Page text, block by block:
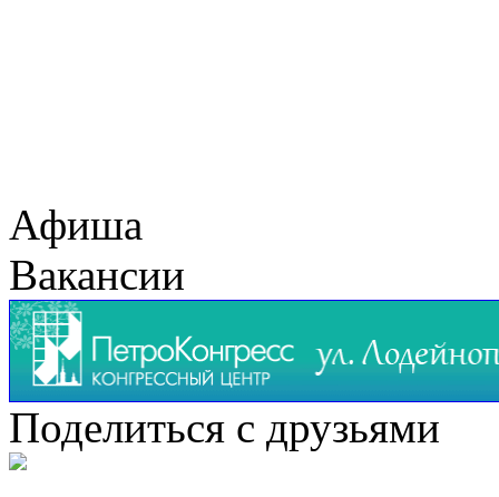
Афиша
Вакансии
Поделиться с друзьями